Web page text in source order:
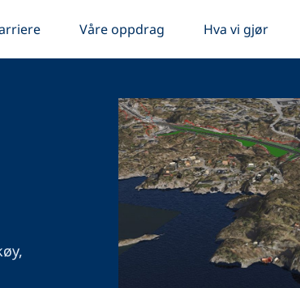
Våre oppdrag Hva vi gjør